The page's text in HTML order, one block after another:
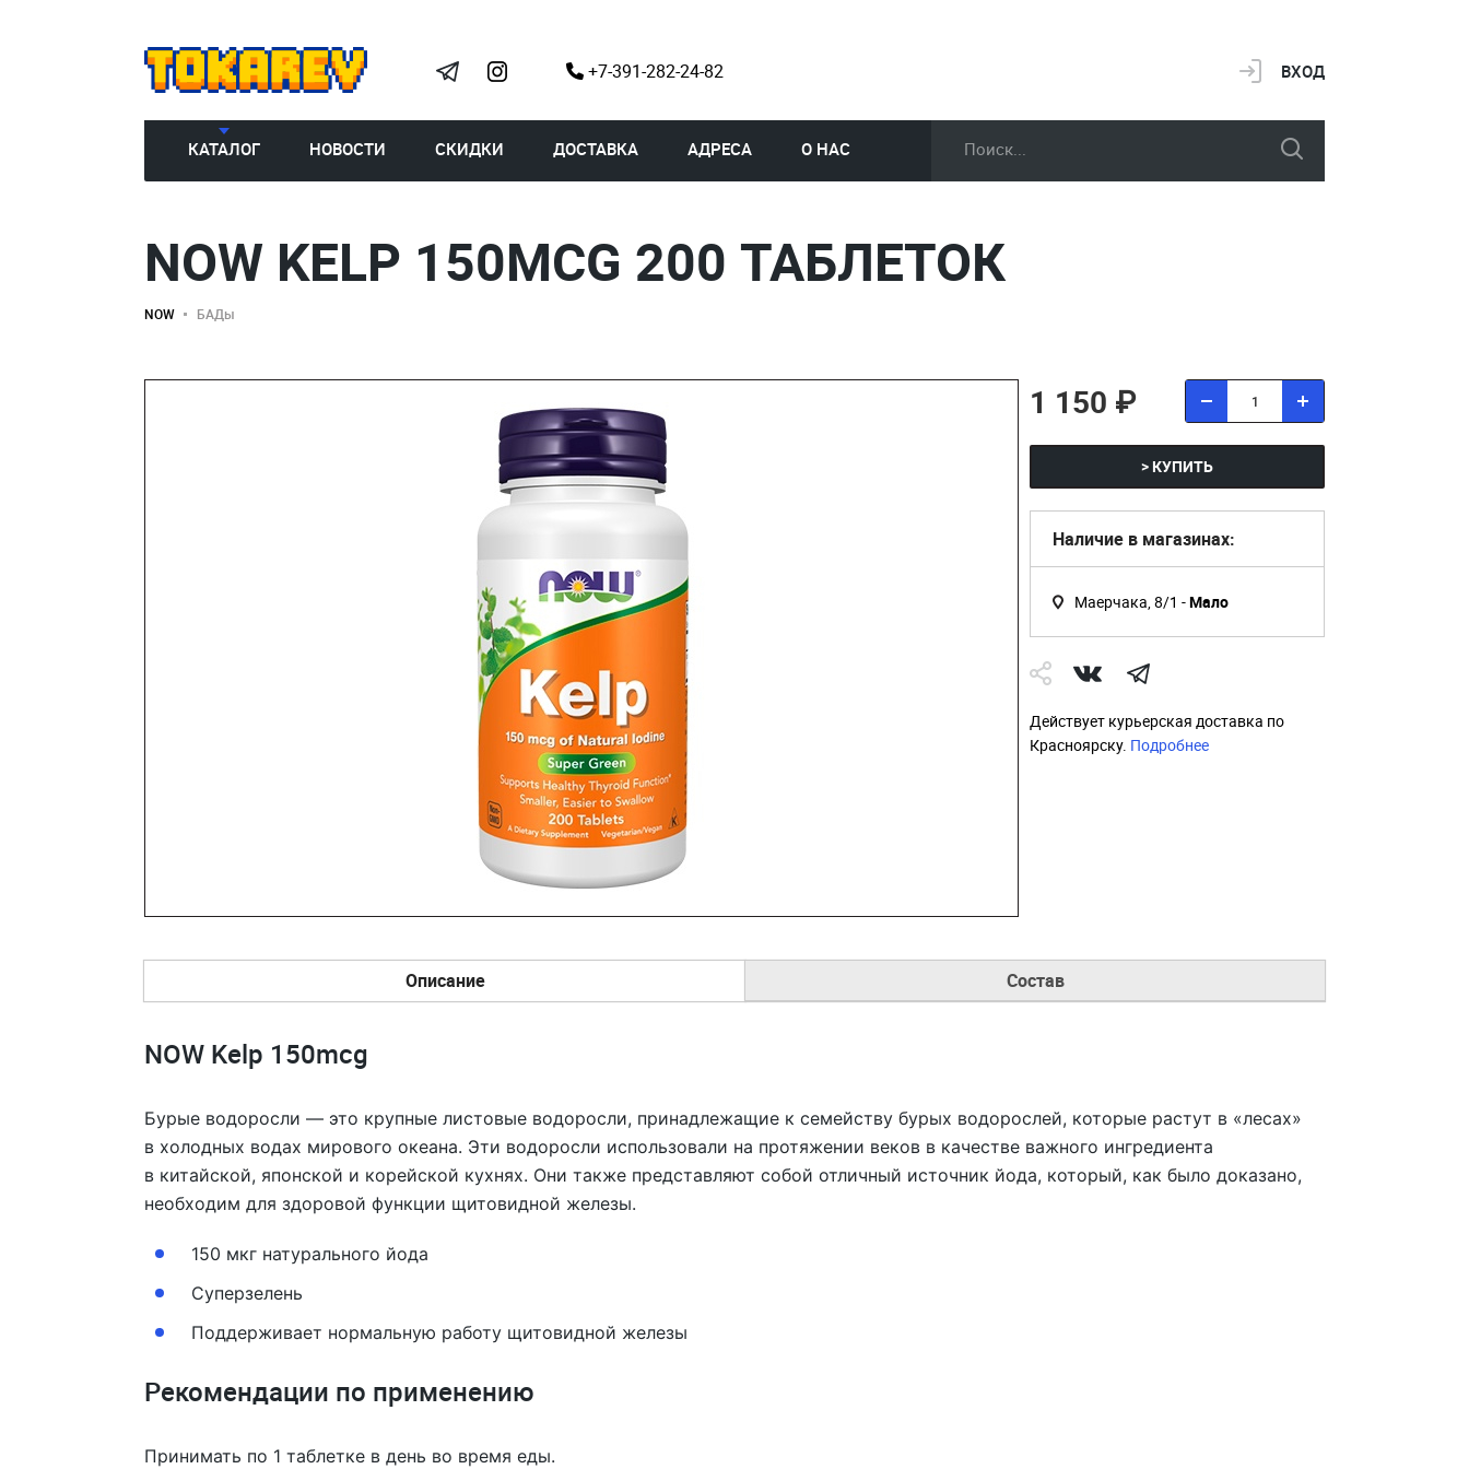
+7-391-282-24-82 ВХОД
КАТАЛОГ НОВОСТИ СКИДКИ ДОСТАВКА АДРЕСА О НАС
NOW KELP 150MCG 200 ТАБЛЕТОК
NOW БАДы
1 150 ₽
> КУПИТЬ
Наличие в магазинах:
Маерчака, 8/1 -Мало
Действует курьерская доставка по
Красноярску. Подробнее
Описание Состав
NOW Kelp 150mcg
Бурые водоросли — это крупные листовые водоросли, принадлежащие к семейству бурых водорослей, которые растут в «лесах»
в холодных водах мирового океана. Эти водоросли использовали на протяжении веков в качестве важного ингредиента
в китайской, японской и корейской кухнях. Они также представляют собой отличный источник йода, который, как было доказано,
необходим для здоровой функции щитовидной железы.
150 мкг натурального йода
Суперзелень
Поддерживает нормальную работу щитовидной железы
Рекомендации по применению
Принимать по 1 таблетке в день во время еды.